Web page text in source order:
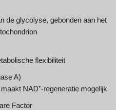
de glycolyse, gebonden aan het
flexibiliteit
A)
NAD⁺-regeneratie mogelijk
Factor